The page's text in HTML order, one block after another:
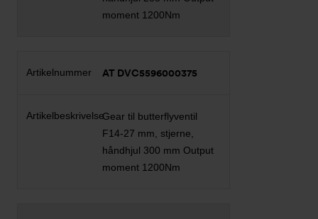
moment 1200Nm
AT DVC5596000375
Gear til butterflyventil
F14-27 mm, stjerne,
håndhjul 300 mm Output
moment 1200Nm